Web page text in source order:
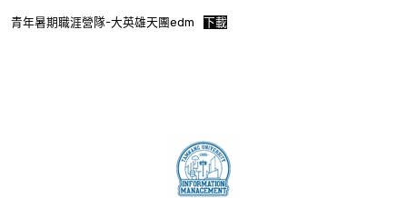
青年暑期職涯營隊-大英雄天團edm 下載